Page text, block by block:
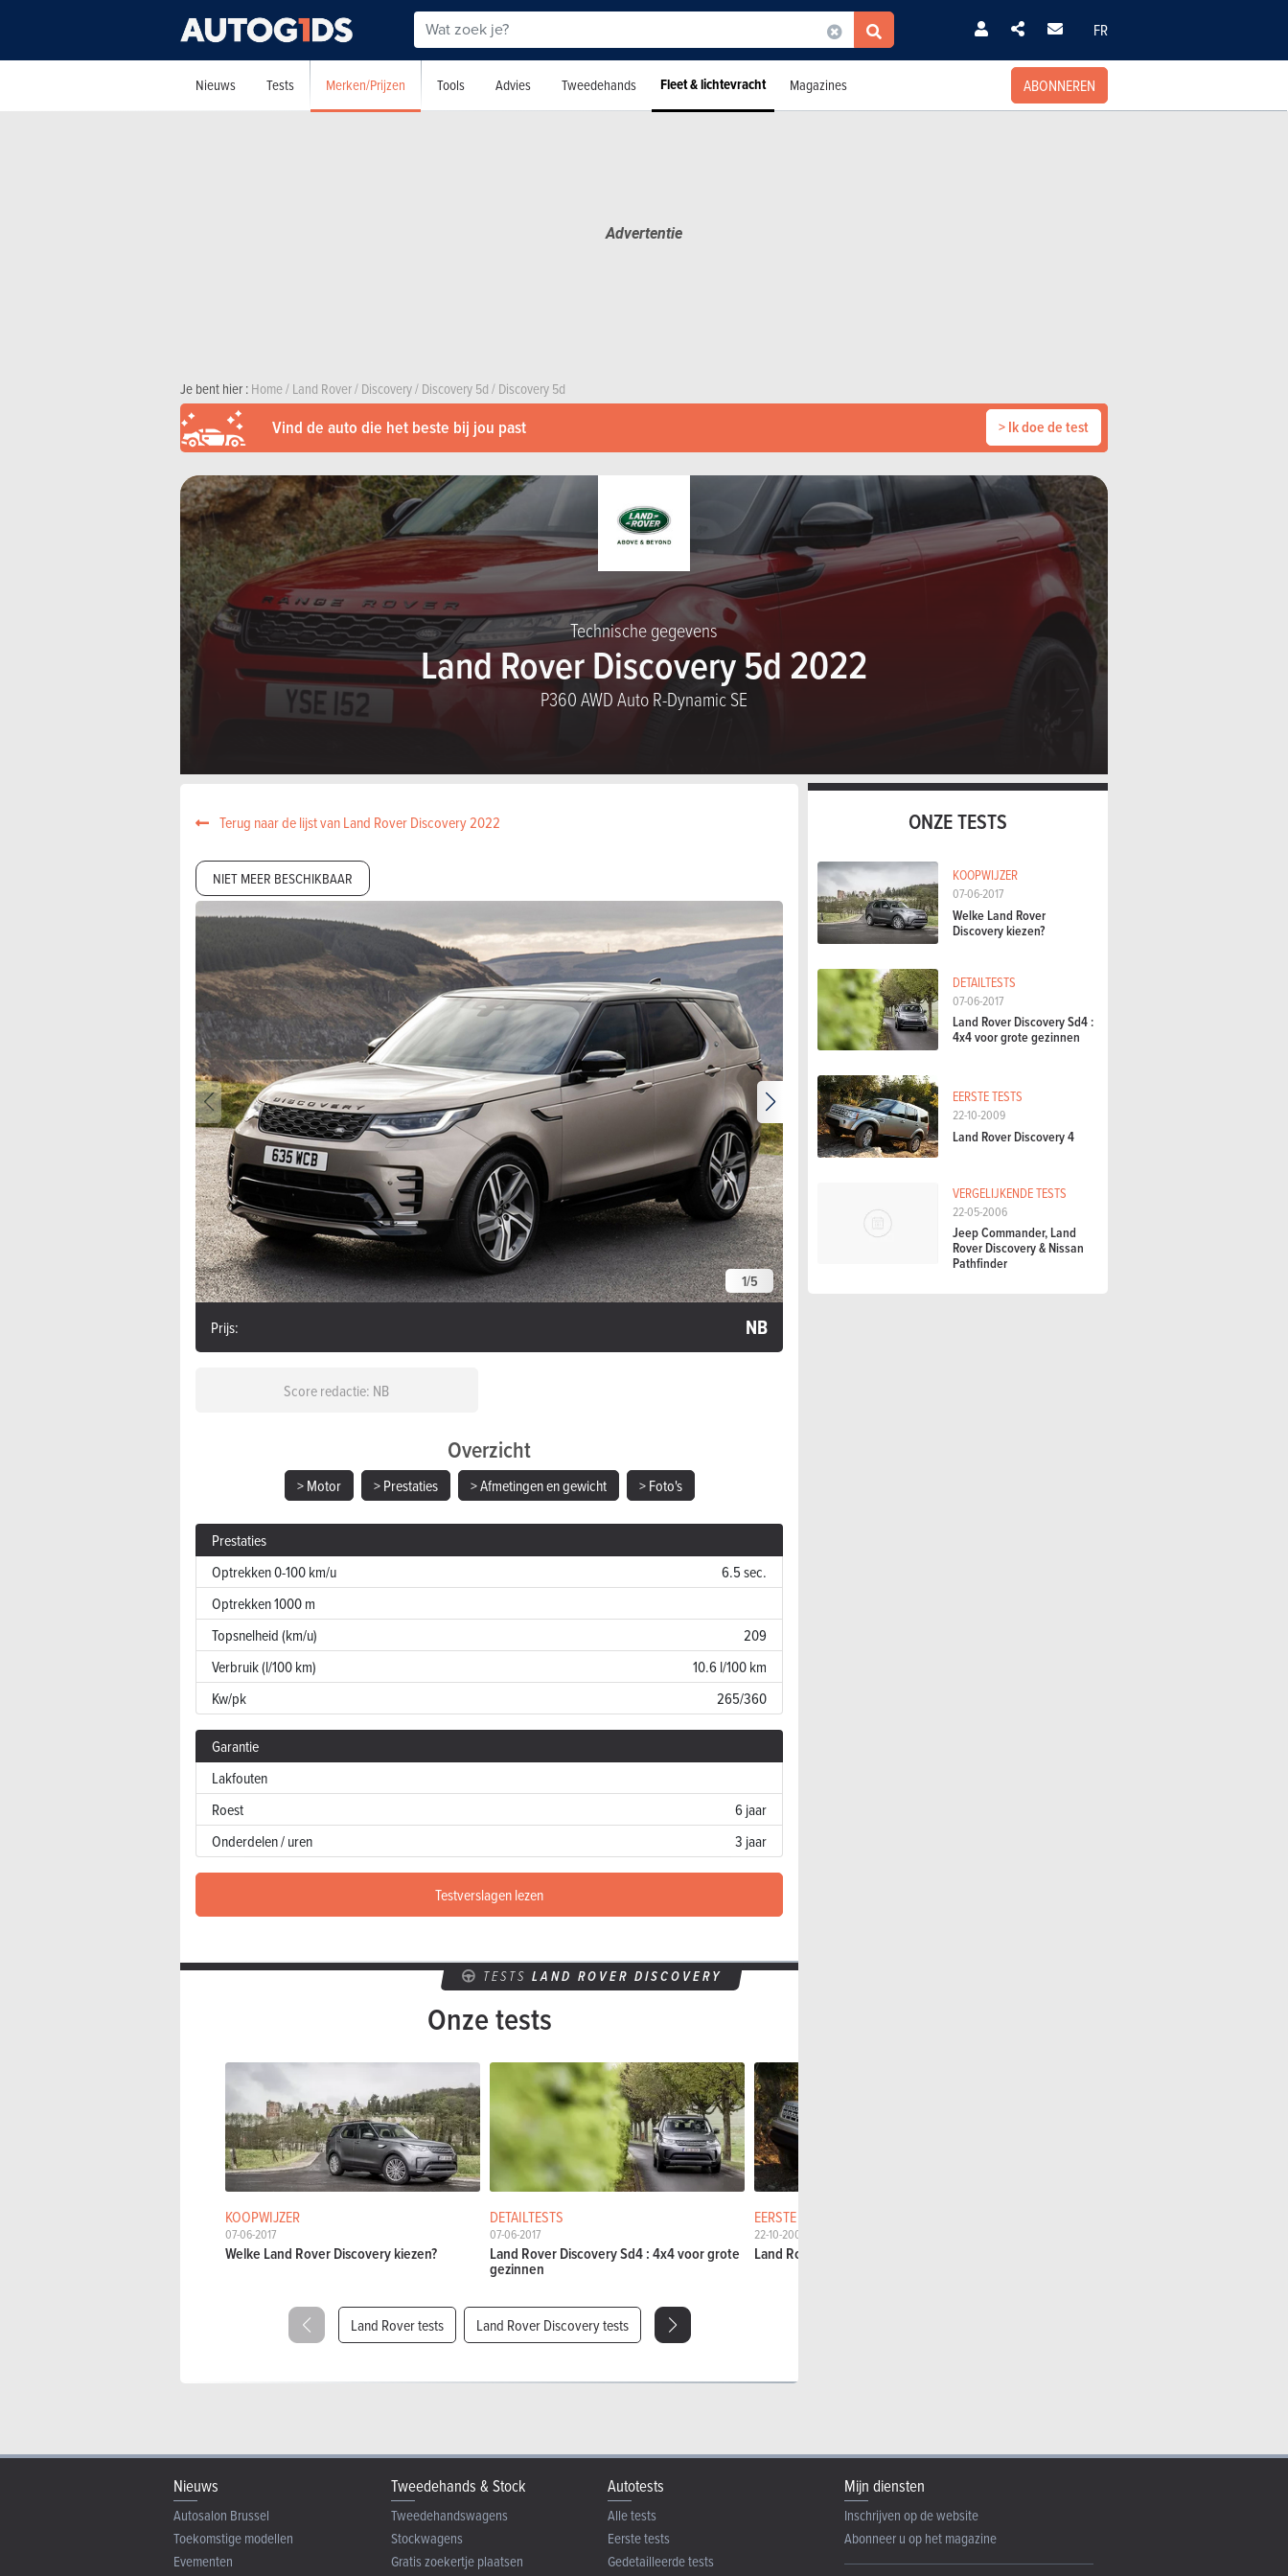
FR
Nieuws Tests Merken/Prijzen Tools Advies Tweedehands Fleet & lichtevracht Magazines ABONNEREN
Je bent hier :Home/Land Rover/Discovery/Discovery 5d/Discovery 5d
Vind de auto die het beste bij jou past > Ik doe de test
Technische gegevens
Land Rover Discovery 5d 2022
P360 AWD Auto R-Dynamic SE
Terug naar de lijst van Land Rover Discovery 2022
NIET MEER BESCHIKBAAR
1/5
Prijs: NB
Score redactie: NB
Overzicht
> Motor > Prestaties > Afmetingen en gewicht > Foto's
Prestaties
Optrekken 0-100 km/u
6.5 sec.
Optrekken 1000 m
Topsnelheid (km/u)
209
Verbruik (l/100 km)
10.6 l/100 km
Kw/pk
265/360
Garantie
Lakfouten
Roest
6 jaar
Onderdelen / uren
3 jaar
Testverslagen lezen
TESTSLAND ROVER DISCOVERY
Onze tests
KOOPWIJZER
07-06-2017
Welke Land Rover Discovery kiezen?
DETAILTESTS
07-06-2017
Land Rover Discovery Sd4 : 4x4 voor grote
gezinnen
EERSTE TESTS
22-10-2009
Land Rover Discovery 4
Land Rover tests Land Rover Discovery tests
ONZE TESTS
KOOPWIJZER
07-06-2017
Welke Land Rover
Discovery kiezen?
DETAILTESTS
07-06-2017
Land Rover Discovery Sd4 :
4x4 voor grote gezinnen
EERSTE TESTS
22-10-2009
Land Rover Discovery 4
VERGELIJKENDE TESTS
22-05-2006
Jeep Commander, Land
Rover Discovery & Nissan
Pathfinder
Nieuws
Autosalon Brussel
Toekomstige modellen
Evementen
Tweedehands & Stock
Tweedehandswagens
Stockwagens
Gratis zoekertje plaatsen
Autotests
Alle tests
Eerste tests
Gedetailleerde tests
Mijn diensten
Inschrijven op de website
Abonneer u op het magazine